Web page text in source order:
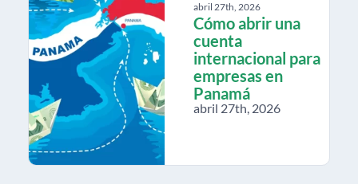
abril 27th, 2026
Cómo abrir una
cuenta
internacional para
empresas en
Panamá
abril 27th, 2026